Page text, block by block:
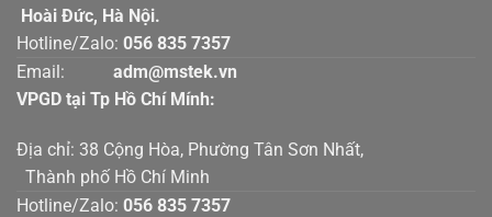
Hoài Đức, Hà Nội.
Hotline/Zalo: 056 835 7357
Email:
adm@mstek.vn
VPGD tại Tp Hồ Chí Mính:
Địa chỉ: 38 Cộng Hòa, Phường Tân Sơn Nhất,
Thành phố Hồ Chí Minh
Hotline/Zalo: 056 835 7357